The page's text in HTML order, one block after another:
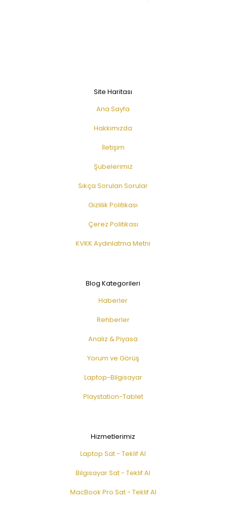
Site Haritası
Ana Sayfa
Hakkımızda
İletişim
Şubelerimiz
Sıkça Sorulan Sorular
Gizlilik Politikası
Çerez Politikası
KVKK Aydınlatma Metni
Blog Kategorileri
Haberler
Rehberler
Analiz & Piyasa
Yorum ve Görüş
Laptop-Bilgisayar
Playstation-Tablet
Hizmetlerimiz
Laptop Sat - Teklif Al
Bilgisayar Sat - Teklif Al
MacBook Pro Sat - Teklif Al